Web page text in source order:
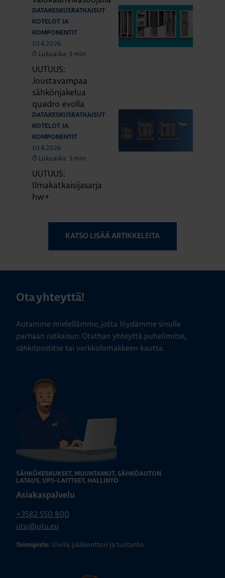
DATAKESKUSRATKAISUT
KOTELOT JA
KOMPONENTIT
10.4.2026
Lukuaika: 3 min
UUTUUS:
Joustavampaa
sähkönjakelua
quadro evolla
DATAKESKUSRATKAISUT
KOTELOT JA
KOMPONENTIT
10.4.2026
Lukuaika: 3 min
UUTUUS:
Ilmakatkaisijasarja
hw+
KATSO LISÄÄ ARTIKKELEITA
Ota yhteyttä!
Autamme mielellämme, jotta löydämme sinulle
parhaan ratkaisun. Otathan yhteyttä puhelimitse,
sähköpostitse tai verkkolomakkeen kautta.
SÄHKÖKESKUKSET, MUUNTAMOT, SÄHKÖAUTON
LATAUS, UPS-LAITTEET, HALLINTO
Asiakaspalvelu
+3582 550 800
utu@utu.eu
Toimipiste: Ulvila, pääkonttori ja tuotanto